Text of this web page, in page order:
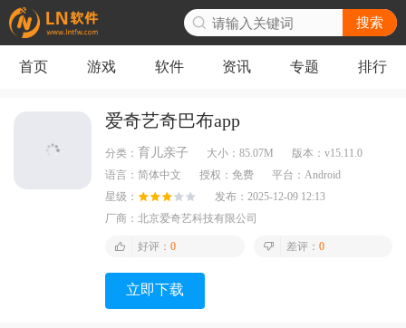
搜索
首页 游戏 软件 资讯 专题 排行
爱奇艺奇巴布app
分类： 育儿亲子 大小： 85.07M 版本： v15.11.0
语言： 简体中文 授权： 免费 平台： Android
星级：
发布： 2025-12-09 12:13
厂商： 北京爱奇艺科技有限公司
好评： 0 差评： 0
立即下载